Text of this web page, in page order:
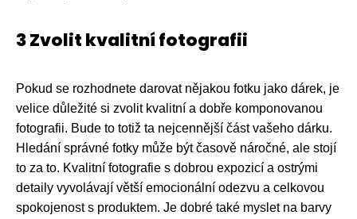
3 Zvolit kvalitní fotografii
Pokud se rozhodnete darovat nějakou fotku jako dárek, je
velice důležité si zvolit kvalitní a dobře komponovanou
fotografii. Bude to totiž ta nejcennější část vašeho dárku.
Hledání správné fotky může být časově náročné, ale stojí
to za to. Kvalitní fotografie s dobrou expozicí a ostrými
detaily vyvolávají větší emocionální odezvu a celkovou
spokojenost s produktem. Je dobré také myslet na barvy